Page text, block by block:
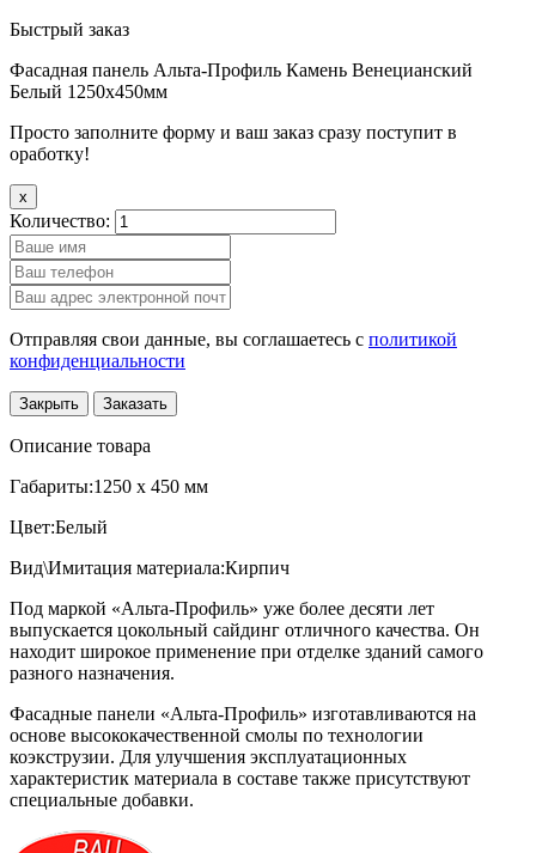
Быстрый заказ
Фасадная панель Альта-Профиль Камень Венецианский
Белый 1250х450мм
Просто заполните форму и ваш заказ сразу поступит в
оработку!
x
Количество:
Отправляя свои данные, вы соглашаетесь с политикой
конфиденциальности
Закрыть Заказать
Описание товара
Габариты:1250 x 450 мм
Цвет:Белый
Вид\Имитация материала:Кирпич
Под маркой «Альта-Профиль» уже более десяти лет
выпускается цокольный сайдинг отличного качества. Он
находит широкое применение при отделке зданий самого
разного назначения.
Фасадные панели «Альта-Профиль» изготавливаются на
основе высококачественной смолы по технологии
коэкструзии. Для улучшения эксплуатационных
характеристик материала в составе также присутствуют
специальные добавки.